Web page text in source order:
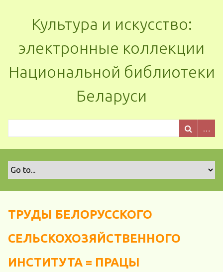
Культура и искусство:
электронные коллекции
Национальной библиотеки
Беларуси
ТРУДЫ БЕЛОРУССКОГО
СЕЛЬСКОХОЗЯЙСТВЕННОГО
ИНСТИТУТА = ПРАЦЫ